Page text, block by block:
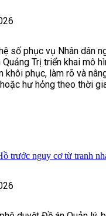
số phục vụ Nhân dân
Trị triển khai mô
khôi phục, làm rõ và
hư hỏng theo thời
trước nguy cơ từ tranh